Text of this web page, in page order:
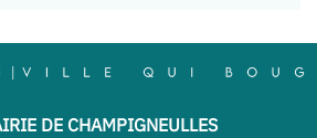
DE CHAMPIGNEULLES